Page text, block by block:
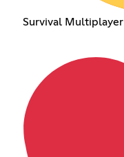
Survival Multiplayer